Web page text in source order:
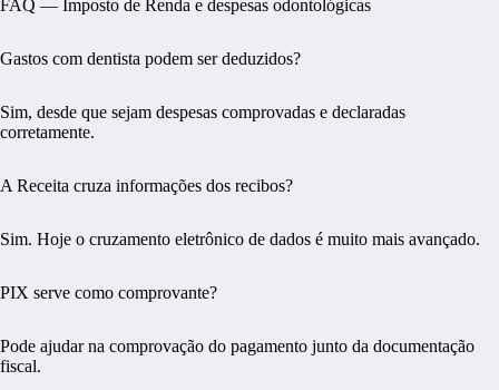
FAQ — Imposto de Renda e despesas odontológicas
Gastos com dentista podem ser deduzidos?
Sim, desde que sejam despesas comprovadas e declaradas
corretamente.
A Receita cruza informações dos recibos?
Sim. Hoje o cruzamento eletrônico de dados é muito mais avançado.
PIX serve como comprovante?
Pode ajudar na comprovação do pagamento junto da documentação
fiscal.